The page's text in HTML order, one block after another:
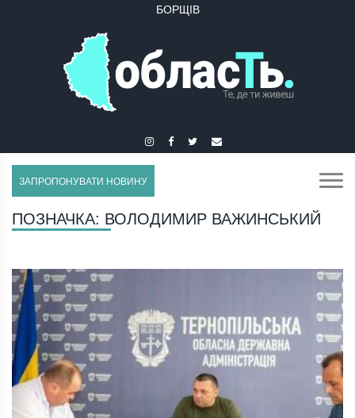
БУЧАЧ
ЗАПРОПОНУВАТИ НОВИНУ
ПОЗНАЧКА: ВОЛОДИМИР ВАЖИНСЬКИЙ